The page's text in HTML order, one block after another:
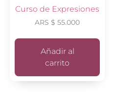
Curso de Expresiones
ARS $ 55.000
Añadir al
carrito